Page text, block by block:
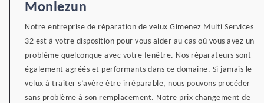
Monlezun
Notre entreprise de réparation de velux Gimenez Multi Services
32 est à votre disposition pour vous aider au cas où vous avez un
problème quelconque avec votre fenêtre. Nos réparateurs sont
également agréés et performants dans ce domaine. Si jamais le
velux à traiter s’avère être irréparable, nous pouvons procéder
sans problème à son remplacement. Notre prix changement de